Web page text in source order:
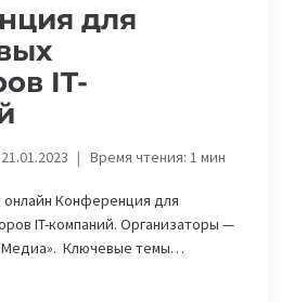
для
IT-
21.01.2023 Время чтения: 1мин
Конференция для
IT-компаний. Организаторы —
Медиа». Ключевые темы…